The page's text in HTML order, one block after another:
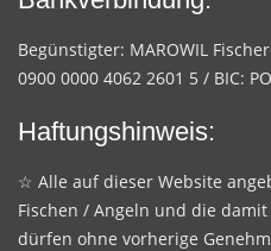
Begünstigter: MAROWIL
0900 0000 4062 2601 5 / BIC:
Haftungshinweis:
☆ Alle auf dieser Website
Fischen / Angeln und die
dürfen ohne vorherige